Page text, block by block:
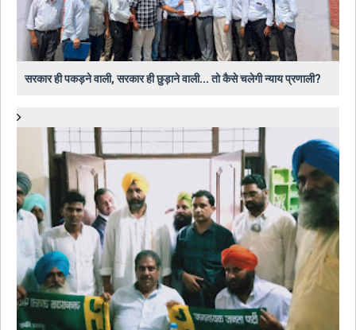
सरकार ही पकड़ने वाली, सरकार ही छुड़ाने वाली... तो कैसे चलेगी न्याय प्रणाली?